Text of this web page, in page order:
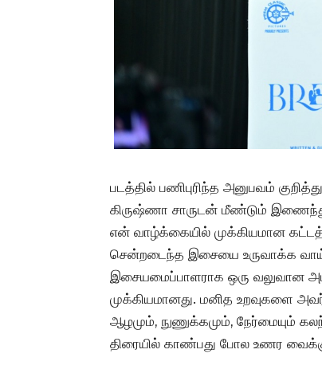
படத்தில் பணிபுரிந்த அனுபவம்
கிருஷ்ணா சாருடன் மீண்டும்
என் வாழ்க்கையில் முக்கியமான
சென்றடைந்த இசையை உருவாக்க
இசையமைப்பாளராக ஒரு வலுவான
முக்கியமானது. மனித உறவுகளை
ஆழமும், நுணுக்கமும், நேர்மையும்
திரையில் காண்பது போல உணர